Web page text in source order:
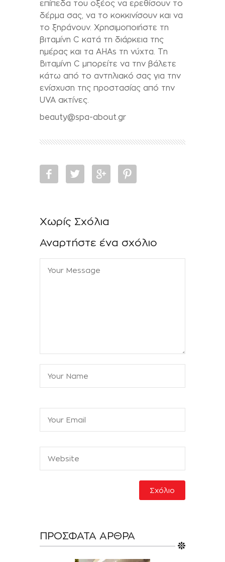
επίπεδα του οξέος να ερεθίσουν το
δέρμα σας, να το κοκκινίσουν και να
το ξηράνουν. Χρησιμοποιήστε τη
βιταμίνη C κατά τη διάρκεια της
ημέρας και τα AHAs τη νύχτα. Τη
Βιταμίνη C μπορείτε να την βάλετε
κάτω από το αντηλιακό σας για την
ενίσχυση της προστασίας από την
UVA ακτίνες.
beauty@spa-about.gr
Χωρίς Σχόλια
Αναρτήστε ένα σχόλιο
ΠΡΌΣΦΑΤΑ ΆΡΘΡΑ